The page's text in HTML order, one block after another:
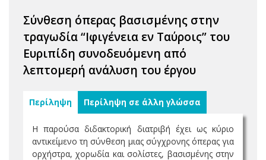
Σύνθεση όπερας βασισμένης στην
τραγωδία “Ιφιγένεια εν Ταύροις” του
Ευριπίδη συνοδευόμενη από
λεπτομερή ανάλυση του έργου
Περίληψη Περίληψη σε άλλη γλώσσα
Η παρούσα διδακτορική διατριβή έχει ως κύριο
αντικείμενο τη σύνθεση μιας σύγχρονης όπερας για
ορχήστρα, χορωδία και σολίστες, βασισμένης στην